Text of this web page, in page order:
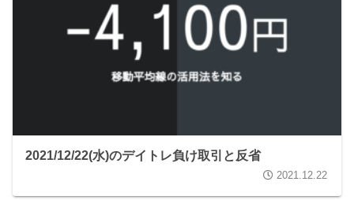
2021/12/22(水)のデイトレ負け取引と反省
2021.12.22